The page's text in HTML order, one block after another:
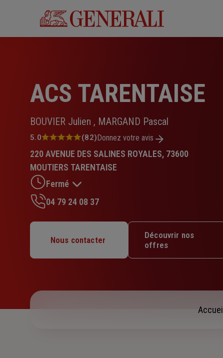
ACS TARENTAISE
BOUVIER Julien , MARGAND Pascal
Note
5.0
sur
5
étoiles
5.0 (82)Donnez votre avis
220 AVENUE DES SALINES ROYALES, 73600
MOUTIERS TARENTAISE
Fermé
Mardi : 09h – 12h30 / 14h – 17h30
Mercredi : 09h – 12h30 / 14h – 17h30
Jeudi : 09h – 12h30 / 14h – 17h30
04 79 24 08 37
Nous contacter
Découvrir nos
offres
Accueil